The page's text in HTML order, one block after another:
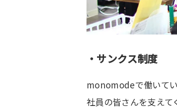
・サンクス制度
monomodeで働いて
社員の皆さんを支え